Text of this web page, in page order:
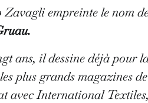
empreinte le nom
ans, il dessine déjà pour
plus grands magazines
avec International